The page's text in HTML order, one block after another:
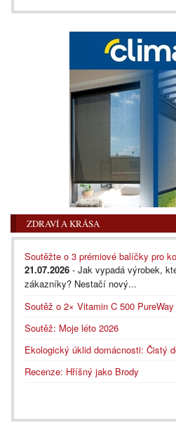
ZDRAVÍ A KRÁSA
Soutěžte o 3 prémiové balíčky pro
21.07.2026 - Jak vypadá výrobek,
zákazníky? Nestačí nový...
Soutěž o 2× Vitamin C 500
Soutěž: Moje léto 2026
Ekologický úklid domácnosti: Čistý
Recenze: Hříšný jako Brody